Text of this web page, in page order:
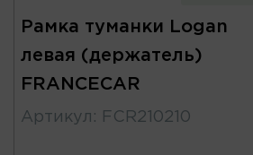
Рамка туманки Logan
левая (держатель)
FRANCECAR
Артикул : FCR210210